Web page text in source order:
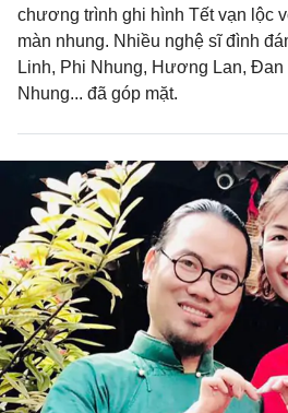
chương trình ghi hình Tết vạn lộc
màn nhung. Nhiều nghệ sĩ đình
Linh, Phi Nhung, Hương Lan,
Nhung... đã góp mặt.